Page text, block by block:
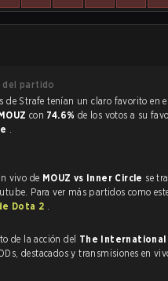
del partido
en este partido, y predijeron la
con 74.6% de los votos a su
.
vivo de MOUZ vs Inner Circle se
Para ver más partidos como
Dota 2 .
de la acción del The International
como VODs, destacados y transmisiones en